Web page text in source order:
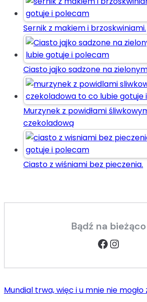
Sernik z makiem i brzoskwiniami.
Ciasto jajko sadzone na
Murzynek z powidłami
czekoladową
Ciasto z wiśniami bez pieczenia.
Bądź na bieżąco
Facebook
Mundial trwa, więc i u mnie nie